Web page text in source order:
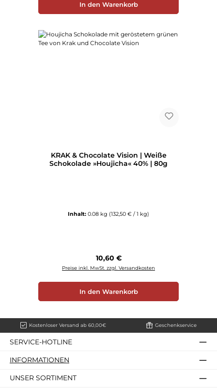
In den Warenkorb
KRAK & Chocolate Vision | Weiße
Schokolade »Houjicha« 40% | 80g
Inhalt: 0.08 kg (132,50 € / 1 kg)
Regulärer Preis:
10,60 €
Preise inkl. MwSt. zzgl. Versandkosten
In den Warenkorb
Kostenloser Versand ab 60,00€ Geschenkservice
SERVICE-HOTLINE
INFORMATIONEN
UNSER SORTIMENT